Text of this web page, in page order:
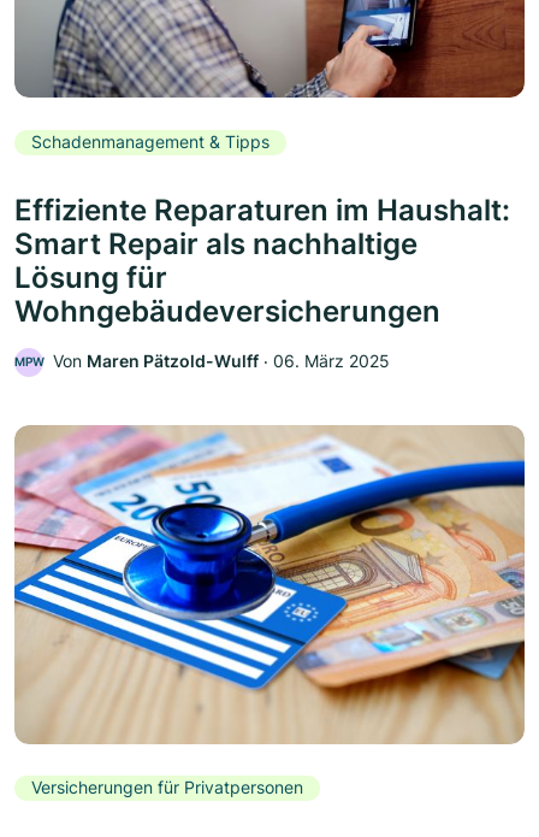
Schadenmanagement & Tipps
Effiziente Reparaturen im Haushalt:
Smart Repair als nachhaltige
Lösung für
Wohngebäudeversicherungen
MPW Von Maren Pätzold-Wulff ‧ 06. März 2025
Versicherungen für Privatpersonen